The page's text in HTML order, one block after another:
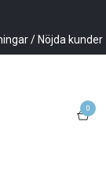
/ Nöjda kunder
0